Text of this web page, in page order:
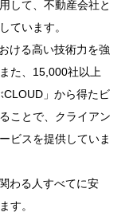
して、不動産会社と
ています。
ける高い技術力を強
た、15,000社以上
」から得たビ
ことで、クライアン
ビスを提供していま
わる人すべてに安
す。